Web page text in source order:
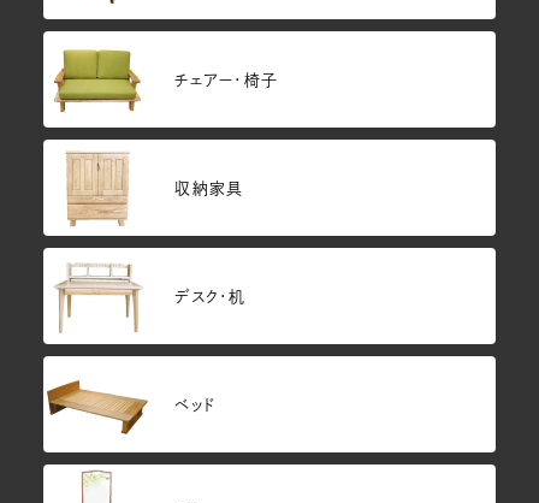
チェアー・椅子
収納家具
デスク・机
ベッド